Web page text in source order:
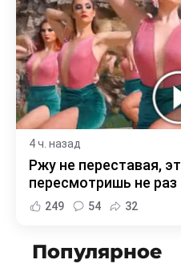
4 ч. назад
Ржу не переставая,
пересмотришь не раз
249 54 32
Популярное